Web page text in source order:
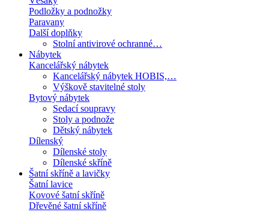
Podložky a podnožky
Paravany
Další doplňky
Stolní antivirové ochranné…
Nábytek
Kancelářský nábytek
Kancelářský nábytek HOBIS,…
Výškově stavitelné stoly
Bytový nábytek
Sedací soupravy
Stoly a podnože
Dětský nábytek
Dílenský
Dílenské stoly
Dílenské skříně
Šatní skříně a lavičky
Šatní lavice
Kovové šatní skříně
Dřevěné šatní skříně